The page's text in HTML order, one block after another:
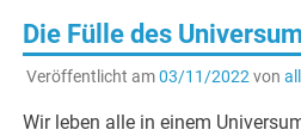
Die Fülle des
Veröffentlicht am03/11/2022von
Wir leben alle in einem